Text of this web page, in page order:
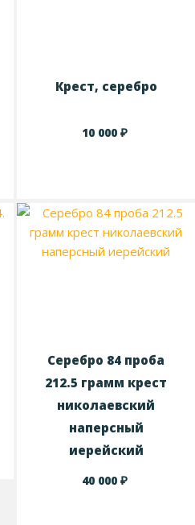
Крест, серебро
10 000₽
Серебро 84 проба
212.5 грамм крест
николаевский
наперсный
иерейский
40 000₽